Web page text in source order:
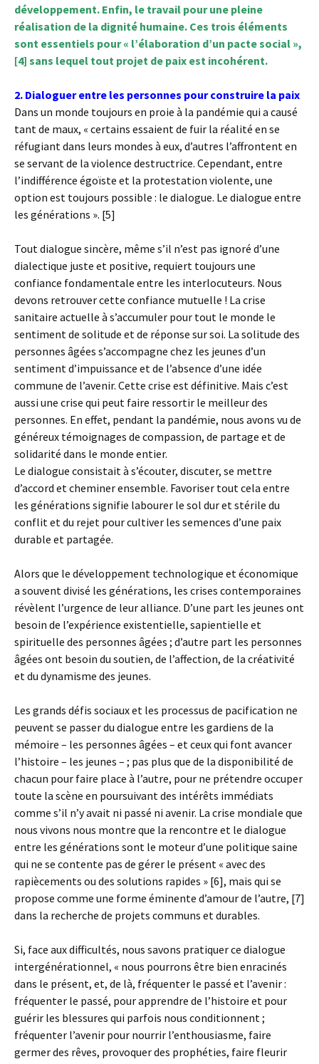
développement. Enfin, le travail pour une pleine
réalisation de la dignité humaine. Ces trois éléments
sont essentiels pour « l’élaboration d’un pacte social »,
[4] sans lequel tout projet de paix est incohérent.
2. Dialoguer entre les personnes pour construire la paix
Dans un monde toujours en proie à la pandémie qui a causé
tant de maux, « certains essaient de fuir la réalité en se
réfugiant dans leurs mondes à eux, d’autres l’affrontent en
se servant de la violence destructrice. Cependant, entre
l’indifférence égoïste et la protestation violente, une
option est toujours possible : le dialogue. Le dialogue entre
les générations ». [5]
Tout dialogue sincère, même s’il n’est pas ignoré d’une
dialectique juste et positive, requiert toujours une
confiance fondamentale entre les interlocuteurs. Nous
devons retrouver cette confiance mutuelle ! La crise
sanitaire actuelle à s’accumuler pour tout le monde le
sentiment de solitude et de réponse sur soi. La solitude des
personnes âgées s’accompagne chez les jeunes d’un
sentiment d’impuissance et de l’absence d’une idée
commune de l’avenir. Cette crise est définitive. Mais c’est
aussi une crise qui peut faire ressortir le meilleur des
personnes. En effet, pendant la pandémie, nous avons vu de
généreux témoignages de compassion, de partage et de
solidarité dans le monde entier.
Le dialogue consistait à s’écouter, discuter, se mettre
d’accord et cheminer ensemble. Favoriser tout cela entre
les générations signifie labourer le sol dur et stérile du
conflit et du rejet pour cultiver les semences d’une paix
durable et partagée.
Alors que le développement technologique et économique
a souvent divisé les générations, les crises contemporaines
révèlent l’urgence de leur alliance. D’une part les jeunes ont
besoin de l’expérience existentielle, sapientielle et
spirituelle des personnes âgées ; d’autre part les personnes
âgées ont besoin du soutien, de l’affection, de la créativité
et du dynamisme des jeunes.
Les grands défis sociaux et les processus de pacification ne
peuvent se passer du dialogue entre les gardiens de la
mémoire – les personnes âgées – et ceux qui font avancer
l’histoire – les jeunes – ; pas plus que de la disponibilité de
chacun pour faire place à l’autre, pour ne prétendre occuper
toute la scène en poursuivant des intérêts immédiats
comme s’il n’y avait ni passé ni avenir. La crise mondiale que
nous vivons nous montre que la rencontre et le dialogue
entre les générations sont le moteur d’une politique saine
qui ne se contente pas de gérer le présent « avec des
rapiècements ou des solutions rapides » [6], mais qui se
propose comme une forme éminente d’amour de l’autre, [7]
dans la recherche de projets communs et durables.
Si, face aux difficultés, nous savons pratiquer ce dialogue
intergénérationnel, « nous pourrons être bien enracinés
dans le présent, et, de là, fréquenter le passé et l’avenir :
fréquenter le passé, pour apprendre de l’histoire et pour
guérir les blessures qui parfois nous conditionnent ;
fréquenter l’avenir pour nourrir l’enthousiasme, faire
germer des rêves, provoquer des prophéties, faire fleurir